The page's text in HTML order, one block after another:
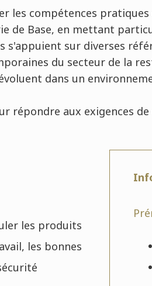
les compétences
de Base, en mettant
s'appuient sur diverses
du secteur de la
dans un
répondre aux exigences
les produits
les bonnes